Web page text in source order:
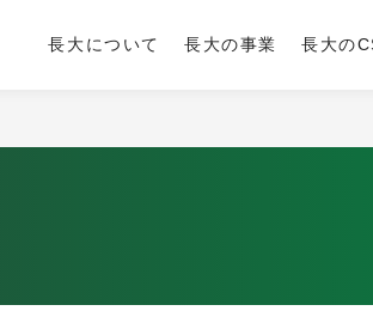
長大について 長大の事業 長大の